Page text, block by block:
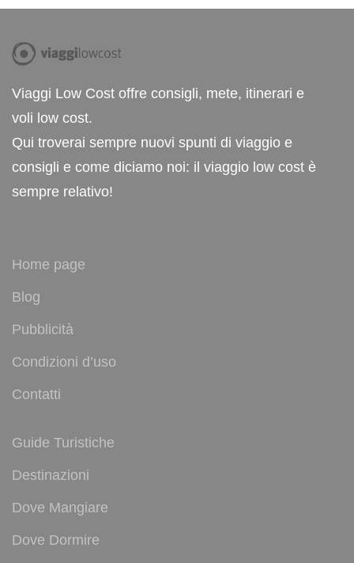
Viaggi Low Cost offre consigli, mete, itinerari e
voli low cost.
Qui troverai sempre nuovi spunti di viaggio e
consigli e come diciamo noi: il viaggio low cost è
sempre relativo!
Home page
Blog
Pubblicità
Condizioni d’uso
Contatti
Guide Turistiche
Destinazioni
Dove Mangiare
Dove Dormire